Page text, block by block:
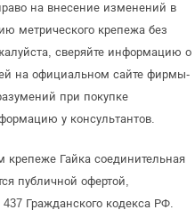
на внесение изменений в
метрического крепежа без
сверяйте информацию о
на официальном сайте фирмы-
при покупке
у консультантов.
Гайка соединительная
публичной офертой,
Гражданского кодекса РФ.